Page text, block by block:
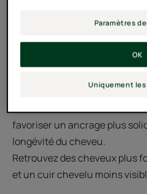
Un protocole complet,
sous contrôle
Stimulez le cuir chevelu,
favoriser un ancrage plus
longévité du cheveu.
Retrouvez des cheveux plus
et un cuir chevelu moins
Paramètres
Uniquement
OK